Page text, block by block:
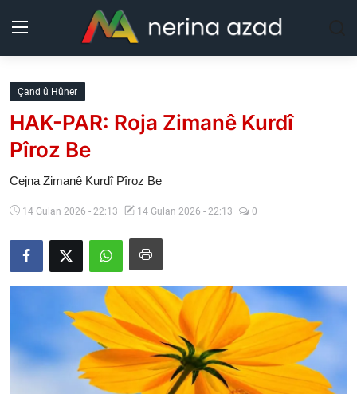
Kurdistan
Herêm
Rojev
Lêkolîn
Nerin
Vidyo
Çand û Hûner
HAK-PAR: Roja Zimanê Kurdî
Pîroz Be
Cejna Zimanê Kurdî Pîroz Be
14 Gulan 2026 - 22:13 14 Gulan 2026 - 22:13 0